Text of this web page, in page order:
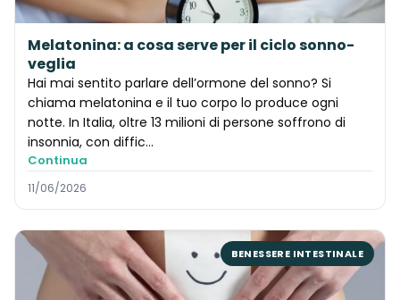
Melatonina: a cosa serve per il ciclo sonno-
veglia
Hai mai sentito parlare dell’ormone del sonno? Si
chiama melatonina e il tuo corpo lo produce ogni
notte. In Italia, oltre 13 milioni di persone soffrono di
insonnia, con diffic…
Continua
11/06/2026
BENESSERE INTESTINALE